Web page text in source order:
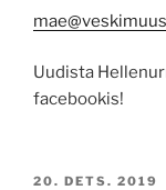
Uudista
facebookis!
POSTED
20. DETS. 2019